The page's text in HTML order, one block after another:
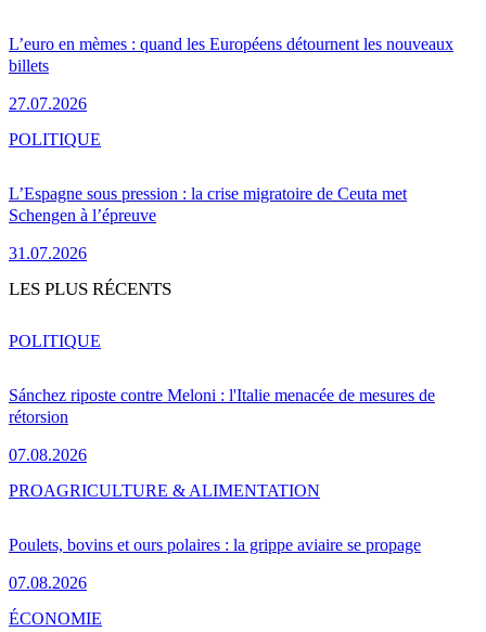
L’euro en mèmes : quand les Européens détournent les nouveaux
billets
27.07.2026
L’Espagne sous pression : la crise migratoire de Ceuta met
Schengen à l’épreuve
31.07.2026
POLITIQUE
LES PLUS RÉCENTS
Sánchez riposte contre Meloni : l'Italie menacée de mesures de
rétorsion
07.08.2026
POLITIQUE
Poulets, bovins et ours polaires : la grippe aviaire se propage
07.08.2026
PROAGRICULTURE & ALIMENTATION
ÉCONOMIE